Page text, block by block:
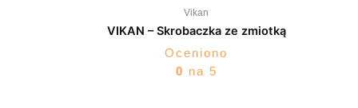
Vikan
VIKAN – Skrobaczka ze zmiotką
Oceniono
0 na 5